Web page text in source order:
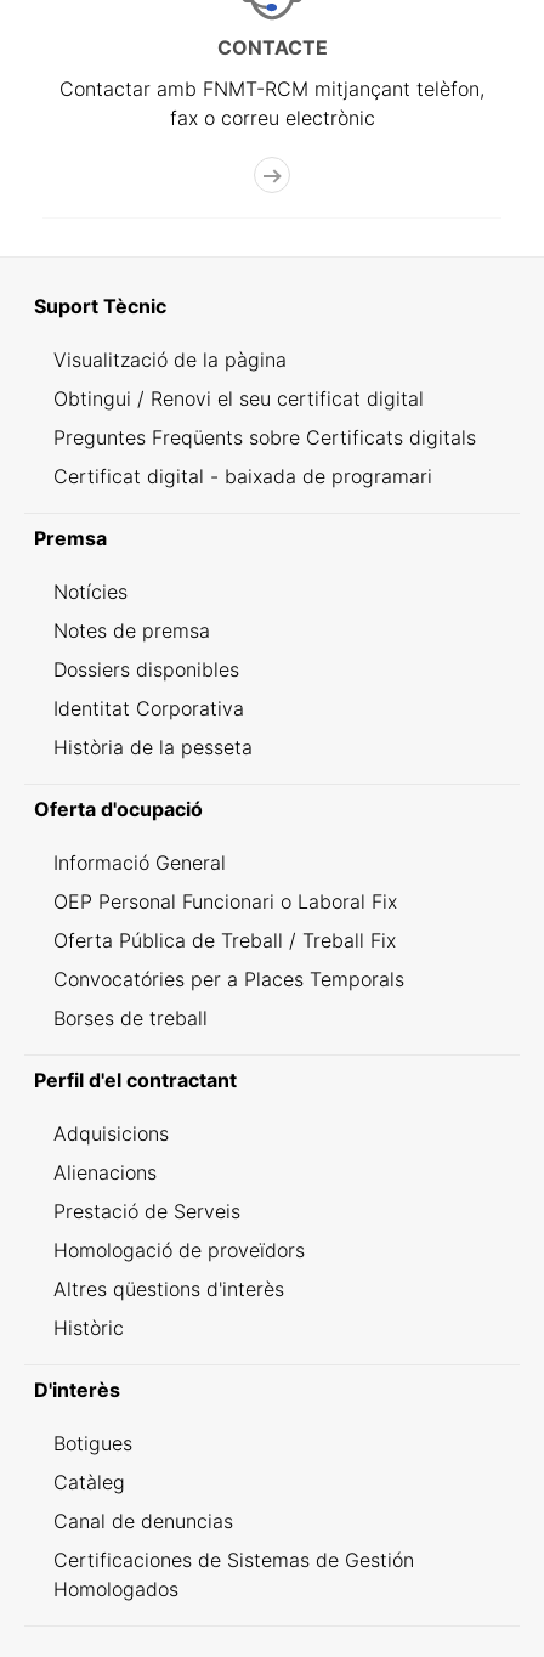
CONTACTE
Contactar amb FNMT-RCM mitjançant telèfon,
fax o correu electrònic
Suport Tècnic
Visualització de la pàgina
Obtingui / Renovi el seu certificat digital
Preguntes Freqüents sobre Certificats digitals
Certificat digital - baixada de programari
Premsa
Notícies
Notes de premsa
Dossiers disponibles
Identitat Corporativa
Història de la pesseta
Oferta d'ocupació
Informació General
OEP Personal Funcionari o Laboral Fix
Oferta Pública de Treball / Treball Fix
Convocatóries per a Places Temporals
Borses de treball
Perfil d'el contractant
Adquisicions
Alienacions
Prestació de Serveis
Homologació de proveïdors
Altres qüestions d'interès
Històric
D'interès
Botigues
Catàleg
Canal de denuncias
Certificaciones de Sistemas de Gestión
Homologados